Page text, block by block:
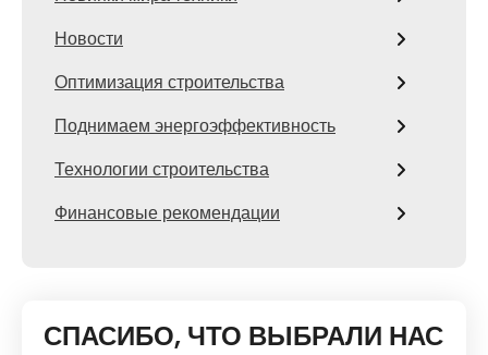
Новости
Оптимизация строительства
Поднимаем энергоэффективность
Технологии строительства
Финансовые рекомендации
СПАСИБО, ЧТО ВЫБРАЛИ НАС